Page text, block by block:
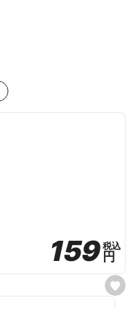
s
e
159
159税込
税込
円
円